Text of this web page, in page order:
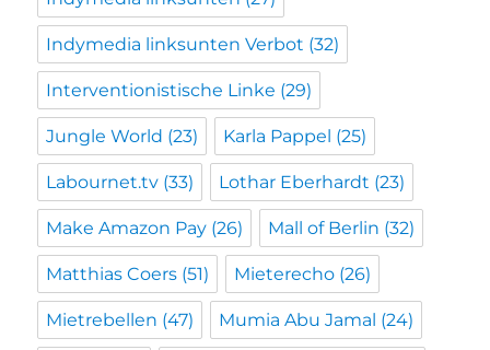
Indymedia linksunten Verbot (32)
Interventionistische Linke (29)
Jungle World (23) Karla Pappel (25)
Labournet.tv (33) Lothar Eberhardt (23)
Make Amazon Pay (26) Mall of Berlin (32)
Matthias Coers (51) Mieterecho (26)
Mietrebellen (47) Mumia Abu Jamal (24)